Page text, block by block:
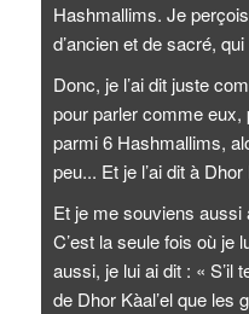
Hashmallims. Je
d’ancien et de sacré,
Donc, je l’ai dit juste
pour parler comme eux,
parmi 6 Hashmallims,
peu... Et je l’ai dit à
Et je me souviens aussi
C’est la seule fois où je
aussi, je lui ai dit : « S’il
de Dhor Kàal’el que les